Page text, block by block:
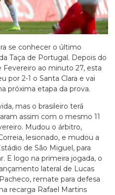
se conhecer o último
Taça de Portugal. Depois do
ao minuto 27, esta
por 2-1 o Santa Clara e vai
próxima etapa da prova.
mas o brasileiro terá
assim com o mesmo 11
Mudou o árbitro,
lesionado, e mudou a
de São Miguel, para
E logo na primeira jogada, o
lateral de Lucas
remate para defesa
recarga Rafael Martins